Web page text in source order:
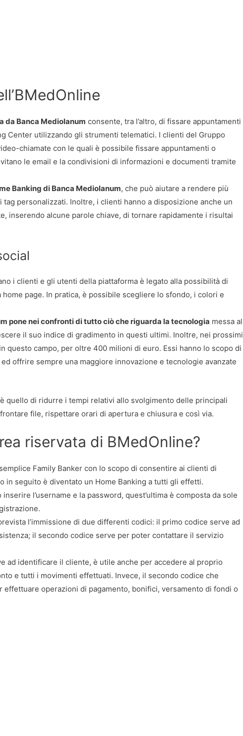
da Banca Mediolanum consente, tra l’altro, di fissare appuntamenti
Center utilizzando gli strumenti telematici. I clienti del Gruppo
chiamate con le quali è possibile fissare appuntamenti o
le email e la condivisioni di informazioni e documenti tramite
Banking di Banca Mediolanum, che può aiutare a rendere più
personalizzati. Inoltre, i clienti hanno a disposizione anche un
inserendo alcune parole chiave, di tornare rapidamente i risultai
i clienti e gli utenti della piattaforma è legato alla possibilità di
page. In pratica, è possibile scegliere lo sfondo, i colori e
pone nei confronti di tutto ciò che riguarda la tecnologia messa al
il suo indice di gradimento in questi ultimi. Inoltre, nei prossimi
questo campo, per oltre 400 milioni di euro. Essi hanno lo scopo di
offrire sempre una maggiore innovazione e tecnologie avanzate
quello di ridurre i tempi relativi allo svolgimento delle principali
file, rispettare orari di apertura e chiusura e così via.
riservata di BMedOnline?
Family Banker con lo scopo di consentire ai clienti di
in seguito è diventato un Home Banking a tutti gli effetti.
l’username e la password, quest’ultima è composta da sole
l’immissione di due differenti codici: il primo codice serve ad
il secondo codice serve per poter contattare il servizio
ad identificare il cliente, è utile anche per accedere al proprio
e tutti i movimenti effettuati. Invece, il secondo codice che
effettuare operazioni di pagamento, bonifici, versamento di fondi o